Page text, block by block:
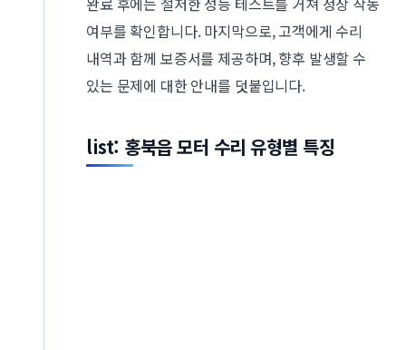
여부를 확인합니다. 마지막으로, 고객에게 수리
내역과 함께 보증서를 제공하며, 향후 발생할 수
있는 문제에 대한 안내를 덧붙입니다.
list: 홍북읍 모터 수리 유형별 특징